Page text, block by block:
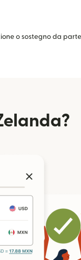
o sostegno da